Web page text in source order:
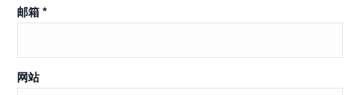
邮箱*
网站